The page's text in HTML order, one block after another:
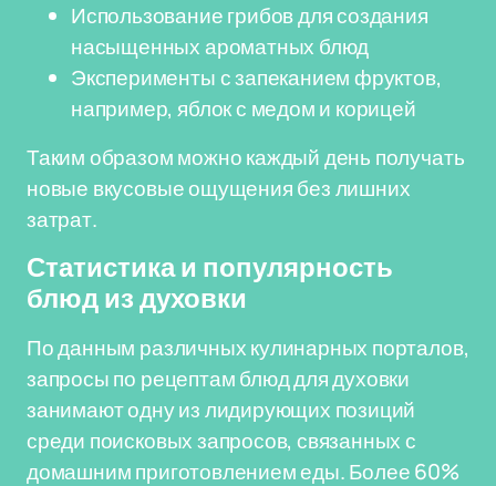
Использование грибов для создания
насыщенных ароматных блюд
Эксперименты с запеканием фруктов,
например, яблок с медом и корицей
Таким образом можно каждый день получать
новые вкусовые ощущения без лишних
затрат.
Статистика и популярность
блюд из духовки
По данным различных кулинарных порталов,
запросы по рецептам блюд для духовки
занимают одну из лидирующих позиций
среди поисковых запросов, связанных с
домашним приготовлением еды. Более 60%